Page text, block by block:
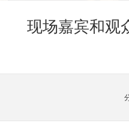
现场嘉宾和观